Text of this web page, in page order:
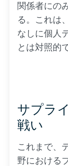
関係者にの
る。これは
なしに個人
とは対照的
サプラ
戦い
これまで、
野における